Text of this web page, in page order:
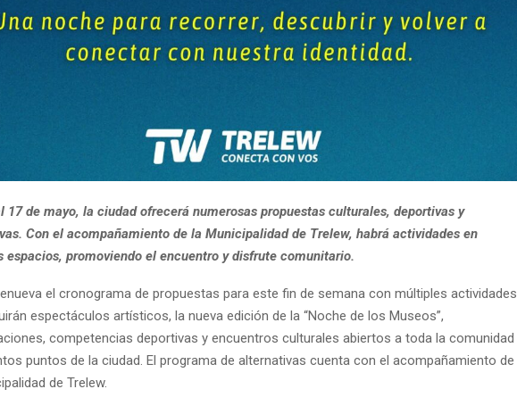
17 de mayo, la ciudad ofrecerá numerosas propuestas culturales, deportivas y
Con el acompañamiento de la Municipalidad de Trelew, habrá actividades en
espacios, promoviendo el encuentro y disfrute comunitario.
el cronograma de propuestas para este fin de semana con múltiples actividades
espectáculos artísticos, la nueva edición de la “Noche de los Museos”,
competencias deportivas y encuentros culturales abiertos a toda la comunidad
puntos de la ciudad. El programa de alternativas cuenta con el acompañamiento de
de Trelew.